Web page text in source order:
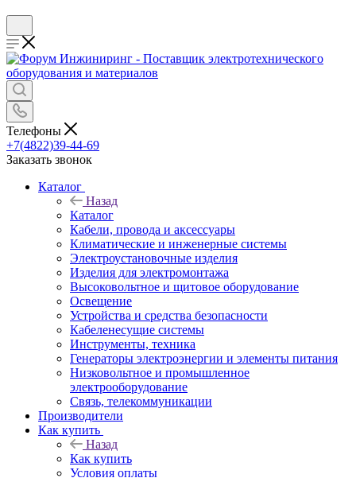
Телефоны
+7(4822)39-44-69
Заказать звонок
Каталог
Назад
Каталог
Кабели, провода и аксессуары
Климатические и инженерные системы
Электроустановочные изделия
Изделия для электромонтажа
Высоковольтное и щитовое оборудование
Освещение
Устройства и средства безопасности
Кабеленесущие системы
Инструменты, техника
Генераторы электроэнергии и элементы питания
Низковольтное и промышленное
электрооборудование
Связь, телекоммуникации
Производители
Как купить
Назад
Как купить
Условия оплаты